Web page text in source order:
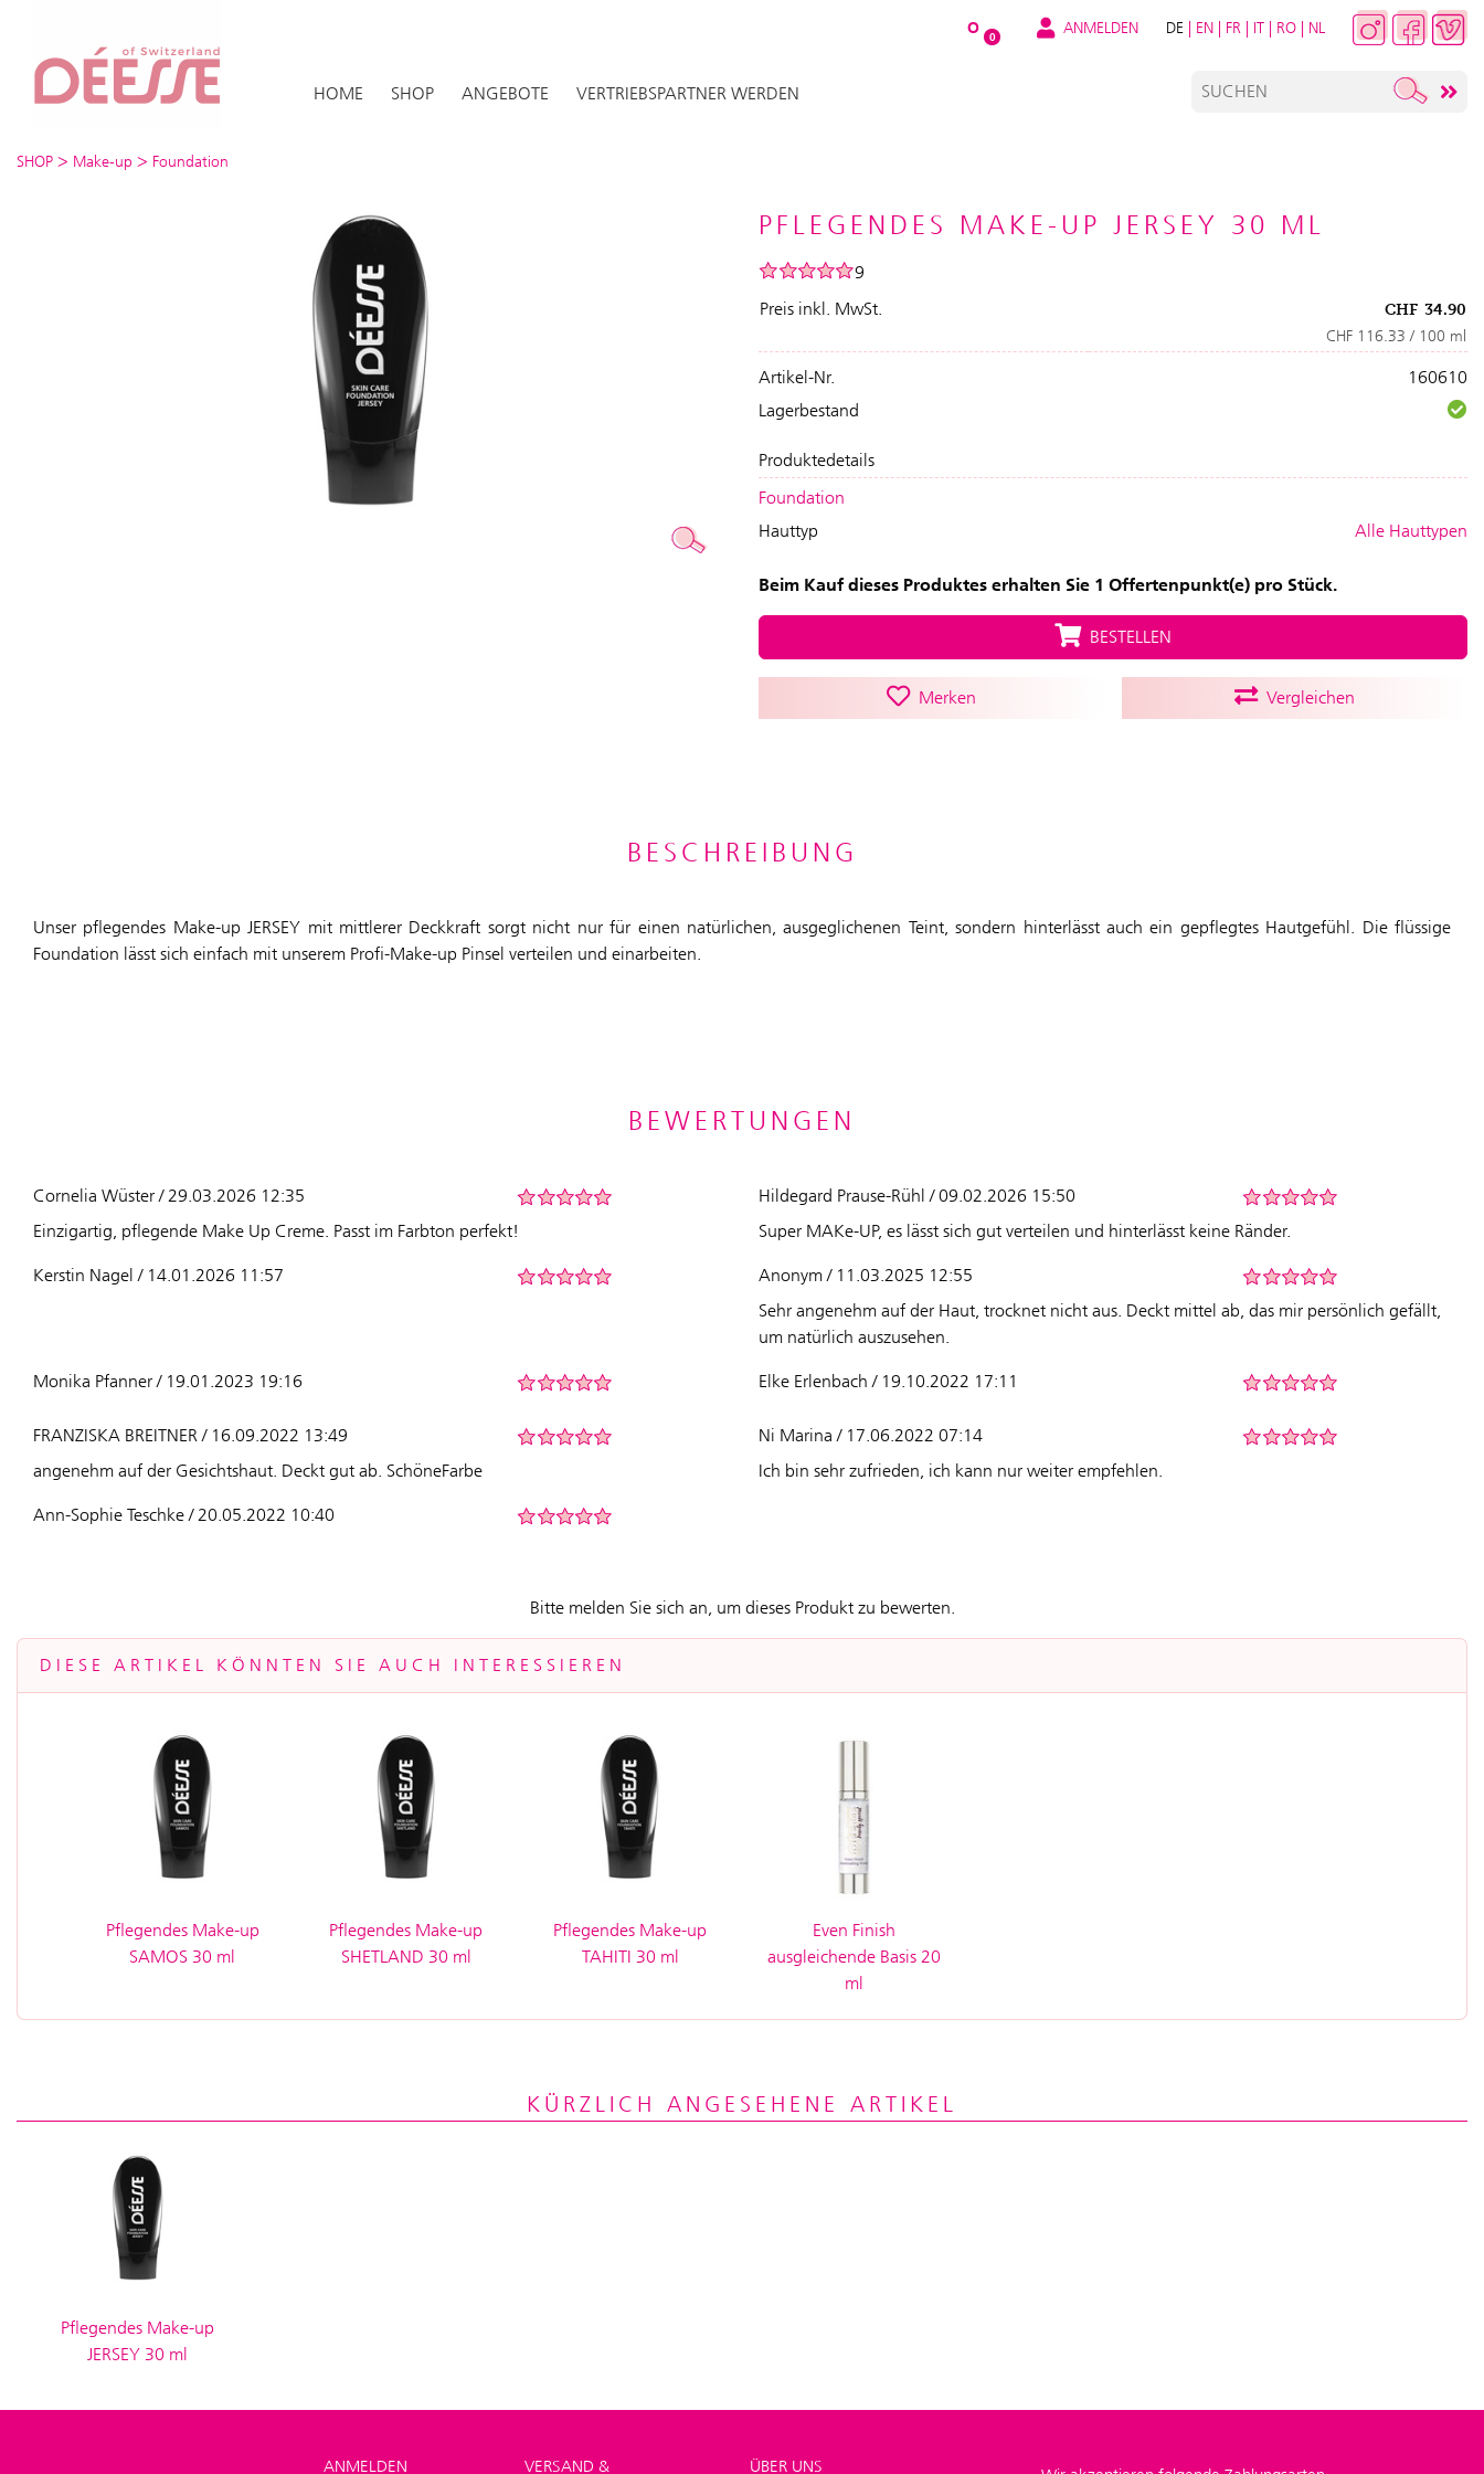
O 0 ANMELDEN DE | EN | FR | IT | RO | NL
HOME SHOP ANGEBOTE VERTRIEBSPARTNER WERDEN
SHOP > Make-up > Foundation
PFLEGENDES MAKE-UP JERSEY 30 ML
9
Preis inkl. MwSt.
CHF 34.90
CHF 116.33 / 100 ml
Artikel-Nr.
160610
Lagerbestand
Produktedetails
Foundation
Hauttyp
Alle Hauttypen
Beim Kauf dieses Produktes erhalten Sie 1 Offertenpunkt(e) pro Stück.
BESTELLEN
Merken Vergleichen
BESCHREIBUNG
Unser pflegendes Make-up JERSEY mit mittlerer Deckkraft sorgt nicht nur für einen natürlichen, ausgeglichenen Teint, sondern hinterlässt auch ein gepflegtes Hautgefühl. Die flüssige
Foundation lässt sich einfach mit unserem Profi-Make-up Pinsel verteilen und einarbeiten.
BEWERTUNGEN
Cornelia Wüster / 29.03.2026 12:35
Einzigartig, pflegende Make Up Creme. Passt im Farbton perfekt!
Hildegard Prause-Rühl / 09.02.2026 15:50
Super MAKe-UP, es lässt sich gut verteilen und hinterlässt keine Ränder.
Kerstin Nagel / 14.01.2026 11:57
Anonym / 11.03.2025 12:55
Sehr angenehm auf der Haut, trocknet nicht aus. Deckt mittel ab, das mir persönlich gefällt,
um natürlich auszusehen.
Monika Pfanner / 19.01.2023 19:16 Elke Erlenbach / 19.10.2022 17:11
FRANZISKA BREITNER / 16.09.2022 13:49
angenehm auf der Gesichtshaut. Deckt gut ab. SchöneFarbe
Ni Marina / 17.06.2022 07:14
Ich bin sehr zufrieden, ich kann nur weiter empfehlen.
Ann-Sophie Teschke / 20.05.2022 10:40
Bitte melden Sie sich an, um dieses Produkt zu bewerten.
DIESE ARTIKEL KÖNNTEN SIE AUCH INTERESSIEREN
Pflegendes Make-up
SAMOS 30 ml
Pflegendes Make-up
SHETLAND 30 ml
Pflegendes Make-up
TAHITI 30 ml
Even Finish
ausgleichende Basis 20
ml
KÜRZLICH ANGESEHENE ARTIKEL
Pflegendes Make-up
JERSEY 30 ml
ANMELDEN VERSAND & ÜBER UNS